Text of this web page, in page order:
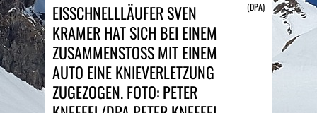
EISSCHNELLLÄUFER SVEN
KRAMER HAT SICH BEI EINEM
ZUSAMMENSTOSS MIT EINEM A
UTO EINE KNIEVERLETZUNG Z
UGEZOGEN. FOTO: PETER K
(DPA)